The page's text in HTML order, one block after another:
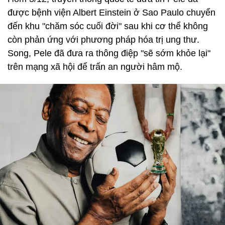
được bệnh viện Albert Einstein ở Sao Paulo chuyển
đến khu "chăm sóc cuối đời" sau khi cơ thể không
còn phản ứng với phương pháp hóa trị ung thư.
Song, Pele đã đưa ra thông điệp "sẽ sớm khỏe lại"
trên mạng xã hội để trấn an người hâm mộ.